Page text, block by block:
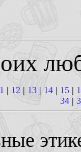
| 12 | 13 |14 | 15 |
34|